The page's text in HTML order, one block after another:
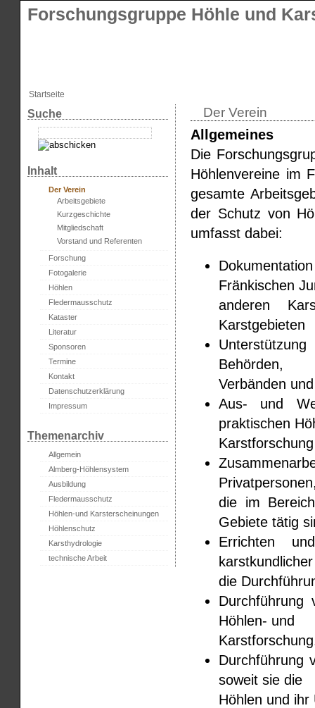
Forschungsgruppe Höhle und
Startseite
Der Verein
Allgemeines
Die
Höhlenvereine im
gesamte
der Schutz von
umfasst dabei:
Fränkischen
anderen
Karstgebieten
Behörden,
Verbänden
Aus- und
praktischen
die im
Gebiete tätig
Errichten
die
Durchführung
Höhlen- und
Durchführung
soweit sie die
Höhlen und
Suche
Inhalt
Der Verein
Arbeitsgebiete
Kurzgeschichte
Mitgliedschaft
Vorstand und Referenten
Forschung
Fotogalerie
Höhlen
Fledermausschutz
Kataster
Literatur
Sponsoren
Termine
Kontakt
Datenschutzerklärung
Impressum
Themenarchiv
Allgemein
Almberg-Höhlensystem
Ausbildung
Fledermausschutz
Höhlen-und Karsterscheinungen
Höhlenschutz
Karsthydrologie
technische Arbeit